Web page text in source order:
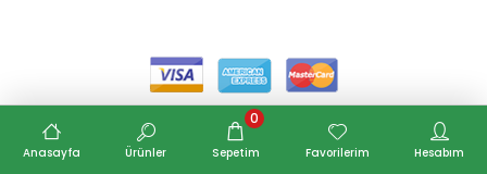
Anasayfa Ürünler Sepetim
0
Favorilerim Hesabım